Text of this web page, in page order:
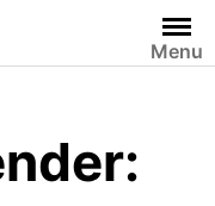
Menu